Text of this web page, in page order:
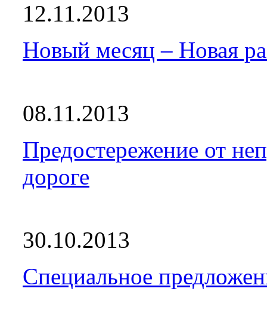
12.11.2013
Новый месяц – Новая
08.11.2013
Предостережение от
дороге
30.10.2013
Специальное